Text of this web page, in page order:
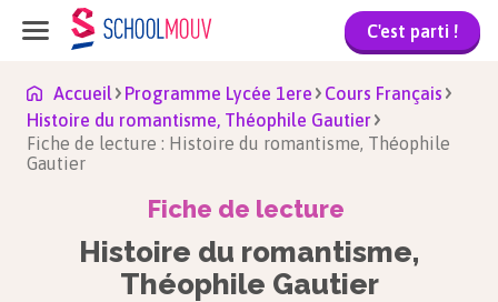
C'est parti !
Accueil Programme Lycée 1ere
Cours Français
Histoire du romantisme, Théophile Gautier
Fiche de lecture : Histoire du romantisme, Théophile
Gautier
Fiche de lecture
Histoire du romantisme,
Théophile Gautier